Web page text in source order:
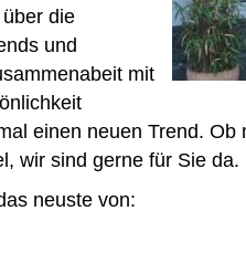
die
und
mit
einen neuen Trend.
wir sind gerne für Sie da.
neuste von: